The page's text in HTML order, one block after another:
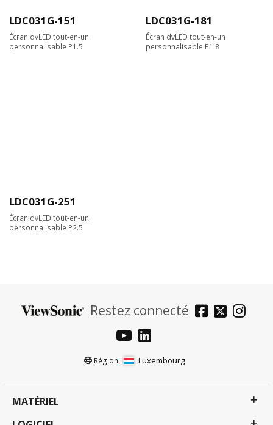
LDC031G-151
Écran dvLED tout-en-un
personnalisable P1.5
LDC031G-181
Écran dvLED tout-en-un
personnalisable P1.8
LDC031G-251
Écran dvLED tout-en-un
personnalisable P2.5
Restez connecté
Région : Luxembourg
MATÉRIEL